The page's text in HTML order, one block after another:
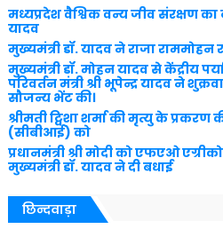
मध्यप्रदेश वैश्विक वन्य जीव संरक्षण का
यादव
मुख्यमंत्री डॉ. यादव ने राजा
मुख्यमंत्री डॉ. मोहन यादव से केंद्रीय
परिवर्तन मंत्री श्री भूपेन्द्र यादव ने
सौजन्य भेंट की।
श्रीमती ट्विशा शर्मा की मृत्यु के
(सीबीआई) को
प्रधानमंत्री श्री मोदी को एफएओ
मुख्यमंत्री डॉ. यादव ने दी बधाई
छिन्दवाड़ा